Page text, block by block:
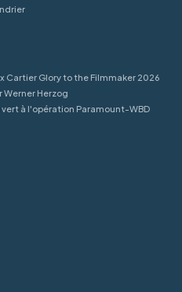
Cartier Glory to the Filmmaker 2026
Werner Herzog
à l'opération Paramount-WBD